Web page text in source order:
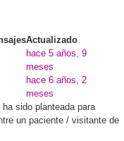
Actualizado
hace 5 años, 9
meses
hace 6 años, 2
meses
sido planteada para
un paciente / visitante de